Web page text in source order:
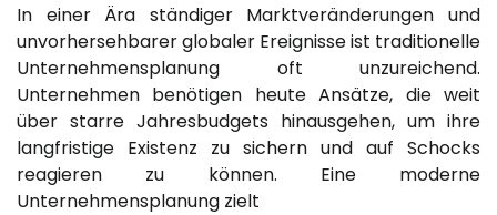
In einer Ära ständiger Marktveränderungen und
unvorhersehbarer globaler Ereignisse ist traditionelle
Unternehmensplanung oft unzureichend.
Unternehmen benötigen heute Ansätze, die weit
über starre Jahresbudgets hinausgehen, um ihre
langfristige Existenz zu sichern und auf Schocks
reagieren zu können. Eine moderne
Unternehmensplanung zielt